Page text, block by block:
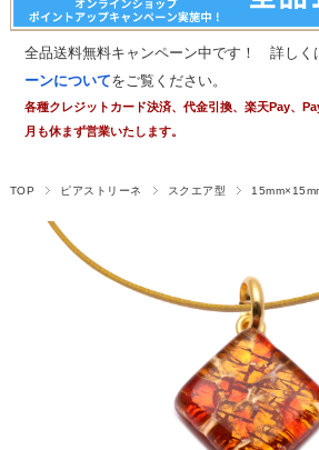
全品送料無料キャンペーン中です！ 詳しく
ーンについてをご覧ください。
各種クレジットカード決済、代金引換、楽天Pay、
月も休まず営業いたします。
TOP ピアストリーネ スクエア型